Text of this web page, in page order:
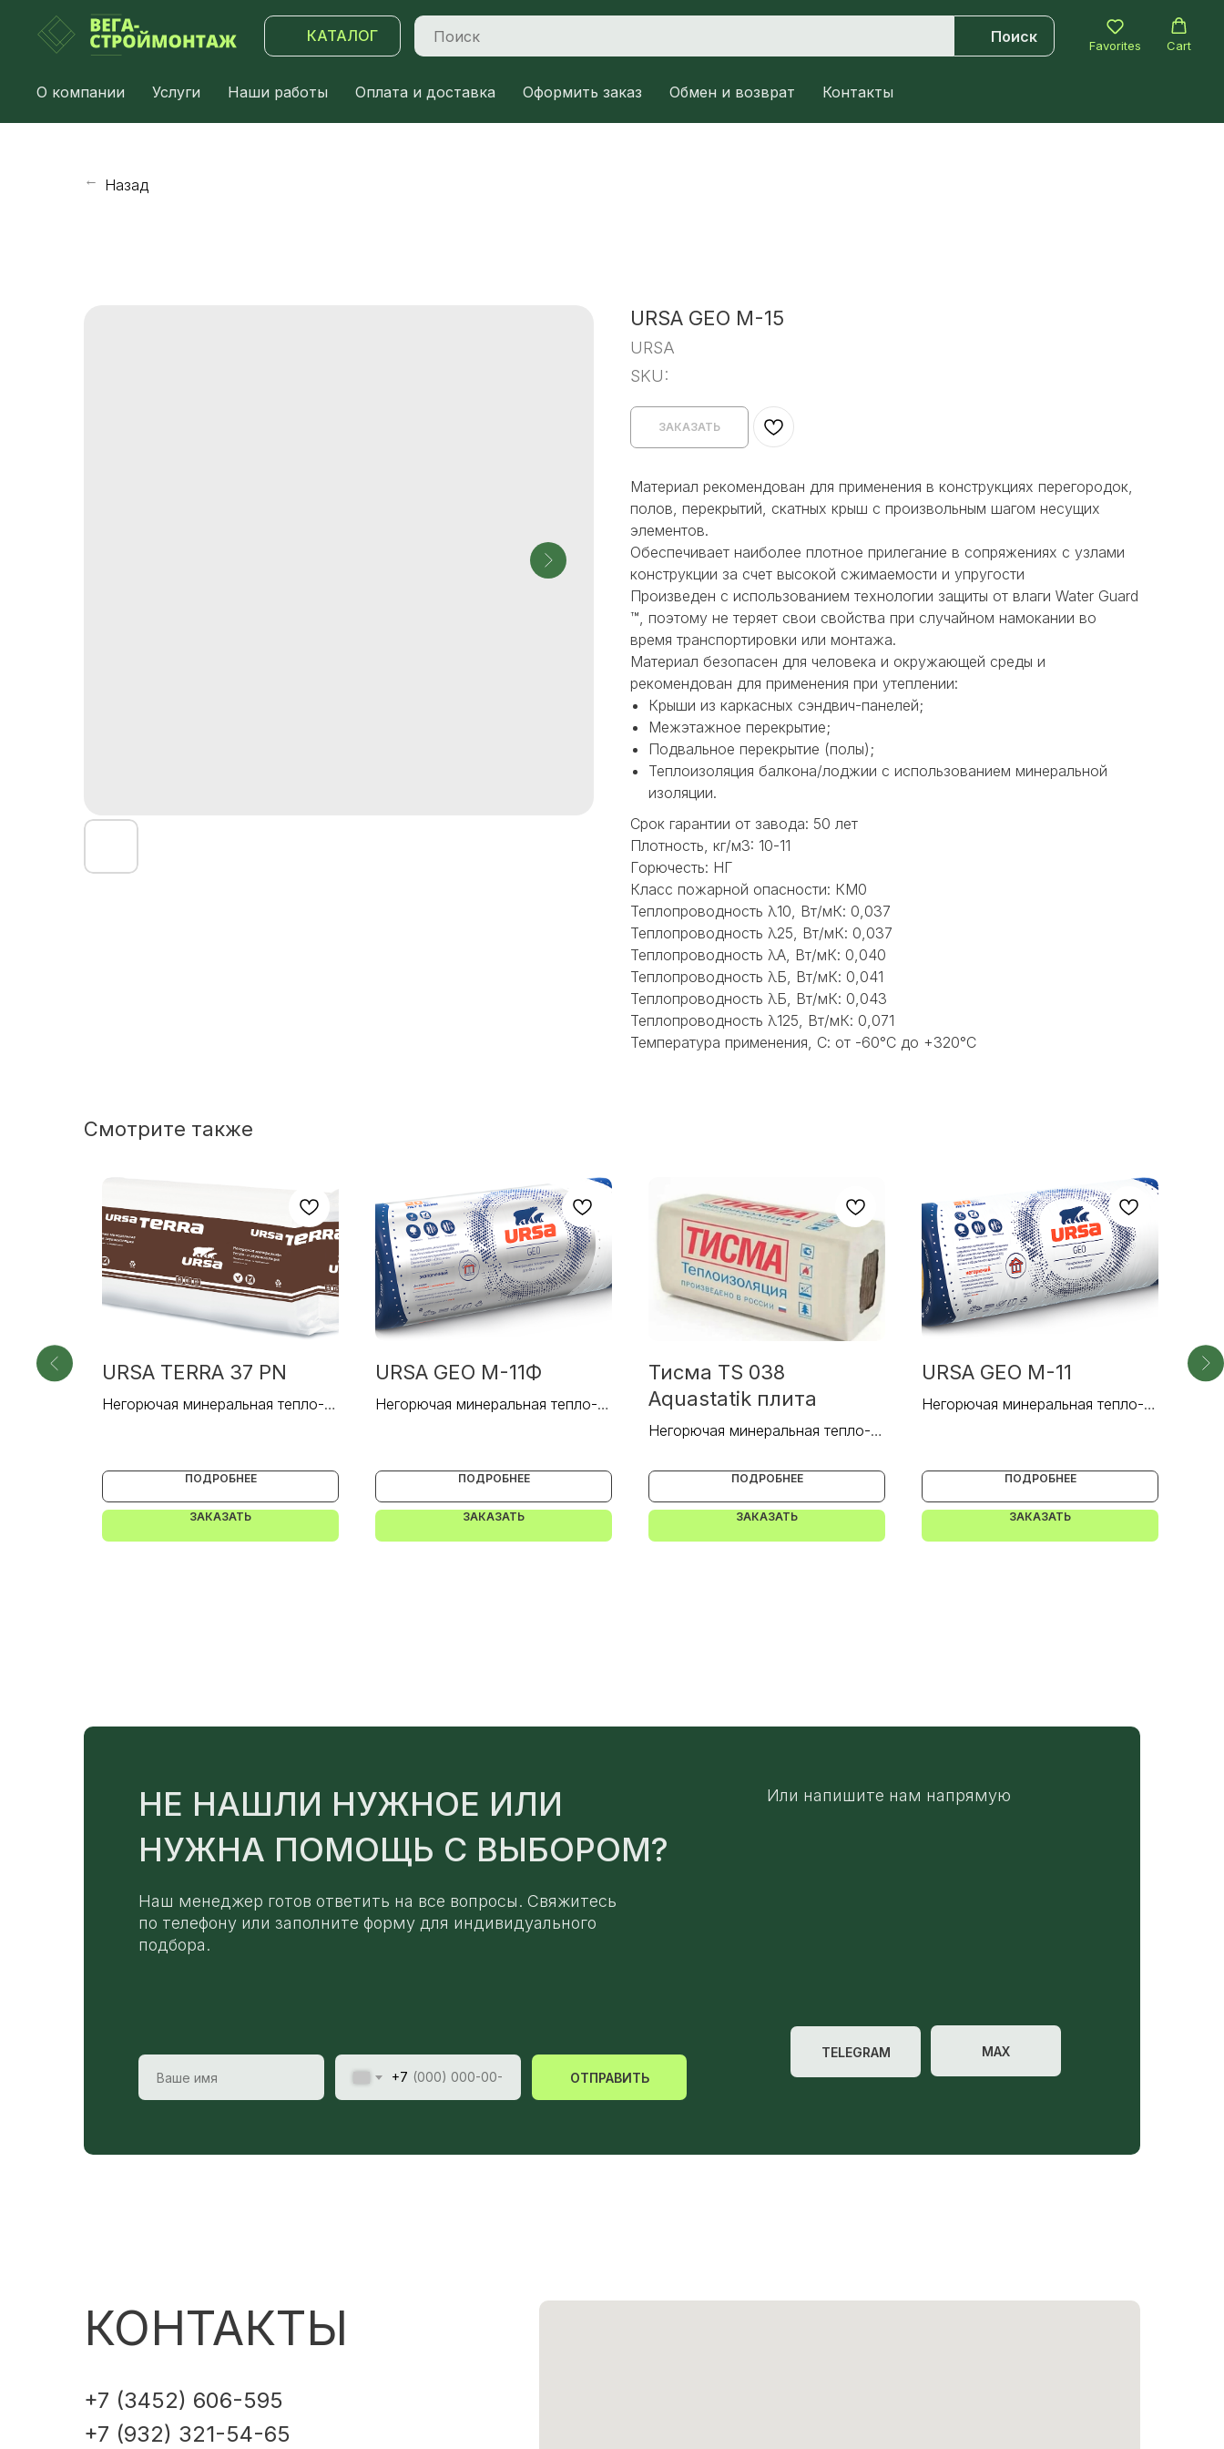
КАТАЛОГ Поиск
Favorites Cart
О компании Услуги Наши работы Оплата и доставка Оформить заказ Обмен и возврат Контакты
→ Назад
URSA GEO M-15
URSA
SKU:
ЗАКАЗАТЬ
Материал рекомендован для применения в конструкциях перегородок,
полов, перекрытий, скатных крыш с произвольным шагом несущих
элементов.
Обеспечивает наиболее плотное прилегание в сопряжениях с узлами
конструкции за счет высокой сжимаемости и упругости
Произведен с использованием технологии защиты от влаги Water Guard
™, поэтому не теряет свои свойства при случайном намокании во
время транспортировки или монтажа.
Материал безопасен для человека и окружающей среды и
рекомендован для применения при утеплении:
Крыши из каркасных сэндвич-панелей;
Межэтажное перекрытие;
Подвальное перекрытие (полы);
Теплоизоляция балкона/лоджии с использованием минеральной
изоляции.
Срок гарантии от завода: 50 лет
Плотность, кг/м3: 10-11
Горючесть: НГ
Класс пожарной опасности: КМ0
Теплопроводность λ10, Вт/мК: 0,037
Теплопроводность λ25, Вт/мК: 0,037
Теплопроводность λА, Вт/мК: 0,040
Теплопроводность λБ, Вт/мК: 0,041
Теплопроводность λБ, Вт/мК: 0,043
Теплопроводность λ125, Вт/мК: 0,071
Температура применения, С: от -60°С до +320°С
Смотрите также
URSA TERRA 37 PN
Негорючая минеральная тепло- и
ПОДРОБНЕЕ
ЗАКАЗАТЬ
URSA GEO M-11Ф
Негорючая минеральная тепло- и
ПОДРОБНЕЕ
ЗАКАЗАТЬ
Тисма TS 038
Aquastatik плита
Негорючая минеральная тепло- и
ПОДРОБНЕЕ
ЗАКАЗАТЬ
URSA GEO M-11
Негорючая минеральная тепло- и
ПОДРОБНЕЕ
ЗАКАЗАТЬ
НЕ НАШЛИ НУЖНОЕ ИЛИ
НУЖНА ПОМОЩЬ С ВЫБОРОМ?
Или напишите нам напрямую
Наш менеджер готов ответить на все вопросы. Свяжитесь
по телефону или заполните форму для индивидуального
подбора.
+7 ОТПРАВИТЬ
MAX
TELEGRAM
КОНТАКТЫ
+7 (3452) 606-595
+7 (932) 321-54-65